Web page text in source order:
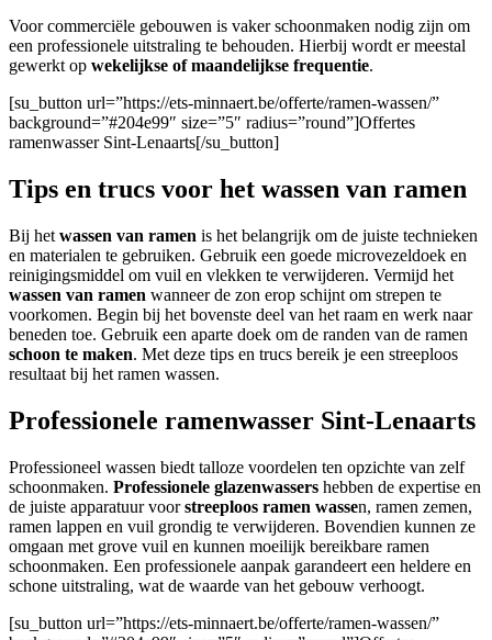
Voor commerciële gebouwen is vaker schoonmaken nodig zijn om
een professionele uitstraling te behouden. Hierbij wordt er meestal
gewerkt op wekelijkse of maandelijkse frequentie.
[su_button url=”https://ets-minnaert.be/offerte/ramen-wassen/”
background=”#204e99″ size=”5″ radius=”round”]Offertes
ramenwasser Sint-Lenaarts[/su_button]
Tips en trucs voor het wassen van ramen
Bij het wassen van ramen is het belangrijk om de juiste technieken
en materialen te gebruiken. Gebruik een goede microvezeldoek en
reinigingsmiddel om vuil en vlekken te verwijderen. Vermijd het
wassen van ramen wanneer de zon erop schijnt om strepen te
voorkomen. Begin bij het bovenste deel van het raam en werk naar
beneden toe. Gebruik een aparte doek om de randen van de ramen
schoon te maken. Met deze tips en trucs bereik je een streeploos
resultaat bij het ramen wassen.
Professionele ramenwasser Sint-Lenaarts
Professioneel wassen biedt talloze voordelen ten opzichte van zelf
schoonmaken. Professionele glazenwassers hebben de expertise en
de juiste apparatuur voorstreeploos ramen wassen, ramen zemen,
ramen lappen en vuil grondig te verwijderen. Bovendien kunnen ze
omgaan met grove vuil en kunnen moeilijk bereikbare ramen
schoonmaken. Een professionele aanpak garandeert een heldere en
schone uitstraling, wat de waarde van het gebouw verhoogt.
[su_button url=”https://ets-minnaert.be/offerte/ramen-wassen/”